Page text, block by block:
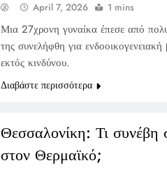
April 7, 2026 1 mins
Μια 27χρονη γυναίκα έπεσε από
της συνελήφθη για
εκτός κινδύνου.
Διαβάστε περισσότερα
Θεσσαλονίκη: Τι συνέβη
στον Θερμαϊκό;